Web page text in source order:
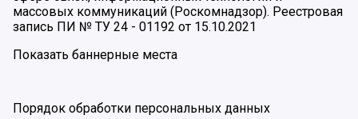
массовых коммуникаций (Роскомнадзор). Реестровая
запись ПИ № ТУ 24 - 01192 от 15.10.2021
Показать баннерные места
Порядок обработки персональных данных